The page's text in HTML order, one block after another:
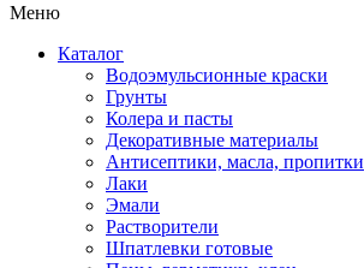
Меню
Каталог
Водоэмульсионные краски
Грунты
Колера и пасты
Декоративные материалы
Антисептики, масла, пропитки
Лаки
Эмали
Растворители
Шпатлевки готовые